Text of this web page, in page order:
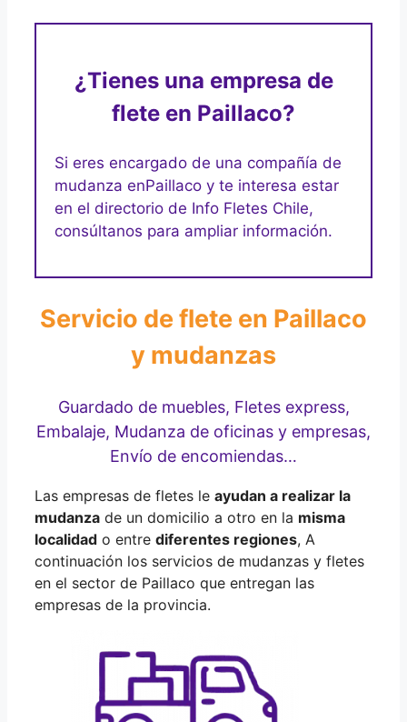
¿Tienes una empresa de
flete en Paillaco?
Si eres encargado de una compañía de
mudanza enPaillaco y te interesa estar
en el directorio de Info Fletes Chile,
consúltanos para ampliar información.
Servicio de flete en Paillaco
y mudanzas
Guardado de muebles, Fletes express,
Embalaje, Mudanza de oficinas y empresas,
Envío de encomiendas…
Las empresas de fletes le ayudan a realizar la
mudanza de un domicilio a otro en la misma
localidad o entre diferentes regiones, A
continuación los servicios de mudanzas y fletes
en el sector de Paillaco que entregan las
empresas de la provincia.